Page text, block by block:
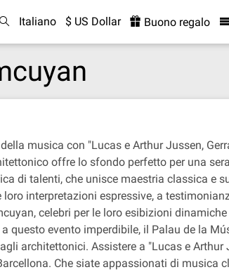
Italiano $ US Dollar Buono regalo
musica con "Lucas e Arthur Jussen,
offre lo sfondo perfetto per una
di talenti, che unisce maestria classica e
interpretazioni espressive, a
celebri per le loro esibizioni dinamiche
questo evento imperdibile, il Palau de la
architettonici. Assistere a "Lucas e Arthur
Che siate appassionati di musica